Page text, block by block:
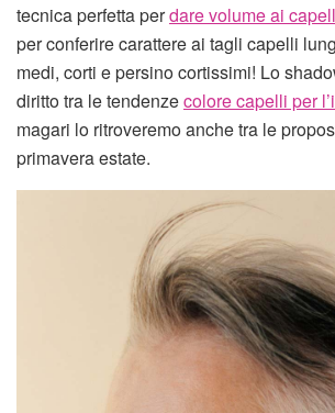
tecnica perfetta perdare volume ai
per conferire carattere ai tagli capelli
medi, corti e persino cortissimi! Lo
diritto tra le tendenzecolore capelli per
magari lo ritroveremo anche tra le
primavera estate.